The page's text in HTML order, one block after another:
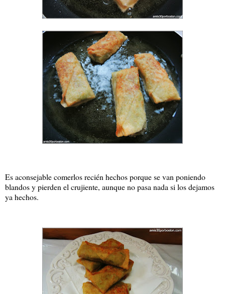
Es aconsejable comerlos recién hechos porque se van poniendo
blandos y pierden el crujiente, aunque no pasa nada si los dejamos
ya hechos.